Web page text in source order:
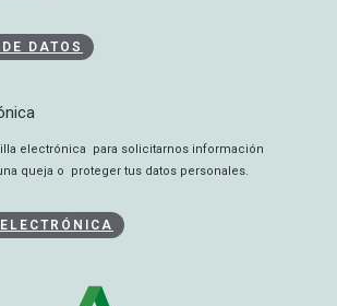
DATOS
electrónica para solicitarnos información
queja o proteger tus datos personales.